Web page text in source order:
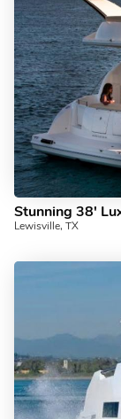
Lewisville, TX